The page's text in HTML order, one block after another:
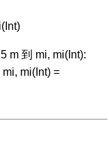
m 到 mi, mi(Int):
mi(Int) =